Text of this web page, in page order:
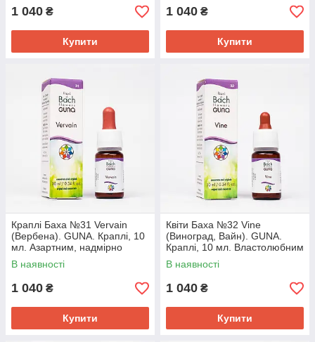
1 040 ₴
Купити
1 040 ₴
Купити
Краплі Баха №31 Vervain
(Вербена). GUNA. Краплі, 10
мл. Азартним, надмірно
захопленим
В наявності
1 040 ₴
Купити
Квіти Баха №32 Vine
(Виноград, Вайн). GUNA.
Краплі, 10 мл. Властолюбним
і зарозумілим
В наявності
1 040 ₴
Купити